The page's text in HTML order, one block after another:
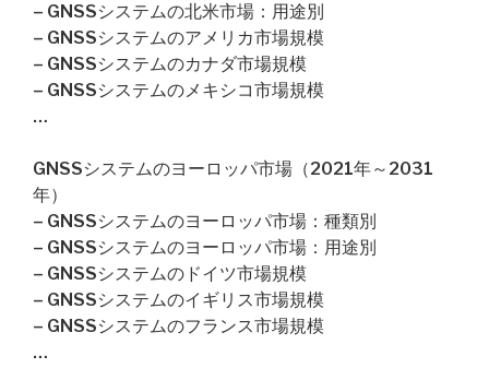
– GNSSシステムの北米市場：用途別
– GNSSシステムのアメリカ市場規模
– GNSSシステムのカナダ市場規模
– GNSSシステムのメキシコ市場規模
…
GNSSシステムのヨーロッパ市場（2021年～2031
年）
– GNSSシステムのヨーロッパ市場：種類別
– GNSSシステムのヨーロッパ市場：用途別
– GNSSシステムのドイツ市場規模
– GNSSシステムのイギリス市場規模
– GNSSシステムのフランス市場規模
…